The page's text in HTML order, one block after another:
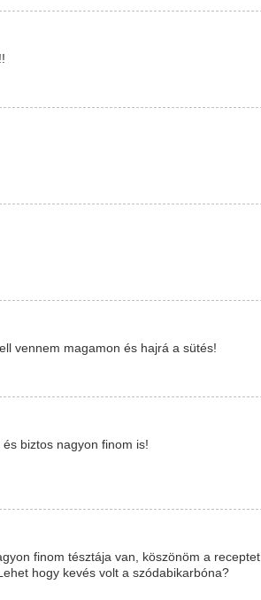
vennem magamon és hajrá a sütés!
biztos nagyon finom is!
finom tésztája van, köszönöm a receptet.
hogy kevés volt a szódabikarbóna?